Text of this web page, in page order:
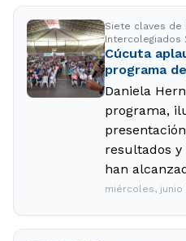
Siete claves de
Intercolegiados
Cúcuta
programa
Daniela
programa,
resultados y
han
miércoles, junio